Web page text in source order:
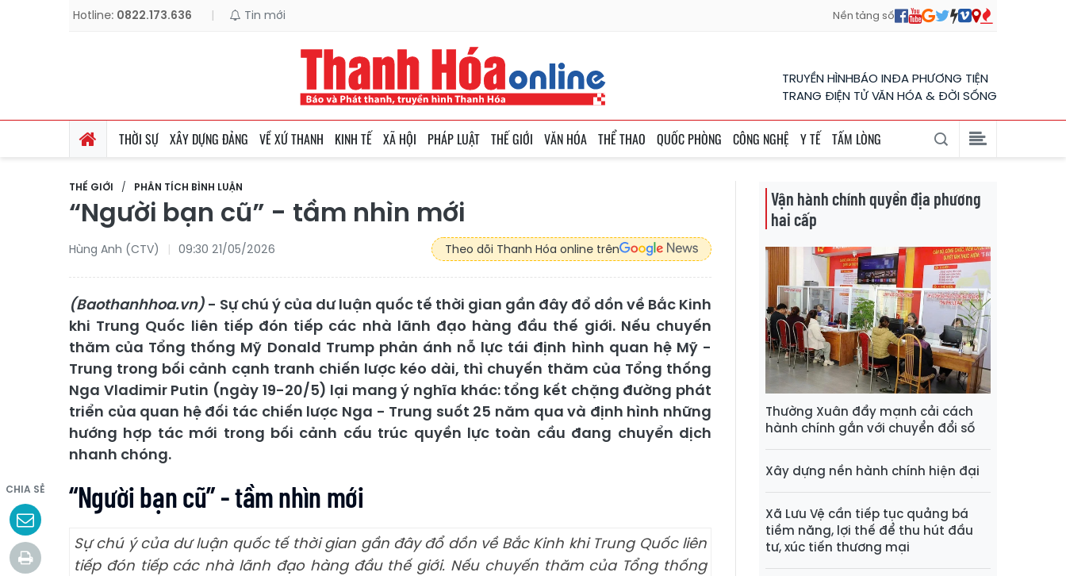
Hotline: 0822.173.636 | Tin mới Nền tảng số
TRUYỀN HÌNHBÁO INĐA PHƯƠNG TIỆN
TRANG ĐIỆN TỬ VĂN HÓA & ĐỜI SỐNG
THỜI SỰ XÂY DỰNG ĐẢNG VỀ XỨ THANH KINH TẾ XÃ HỘI PHÁP LUẬT THẾ GIỚI VĂN HÓA THỂ THAO QUỐC PHÒNG CÔNG NGHỆ Y TẾ TẤM LÒNG
THẾ GIỚI PHÂN TÍCH BÌNH LUẬN
“Người bạn cũ” - tầm nhìn mới
Hùng Anh (CTV) 09:30 21/05/2026 Theo dõi Thanh Hóa online trên
(Baothanhhoa.vn) - Sự chú ý của dư luận quốc tế thời gian gần đây đổ dồn về Bắc Kinh
khi Trung Quốc liên tiếp đón tiếp các nhà lãnh đạo hàng đầu thế giới. Nếu chuyến
thăm của Tổng thống Mỹ Donald Trump phản ánh nỗ lực tái định hình quan hệ Mỹ -
Trung trong bối cảnh cạnh tranh chiến lược kéo dài, thì chuyến thăm của Tổng thống
Nga Vladimir Putin (ngày 19-20/5) lại mang ý nghĩa khác: tổng kết chặng đường phát
triển của quan hệ đối tác chiến lược Nga - Trung suốt 25 năm qua và định hình những
hướng hợp tác mới trong bối cảnh cấu trúc quyền lực toàn cầu đang chuyển dịch
nhanh chóng.
CHIA SẺ “Người bạn cũ” - tầm nhìn mới
Sự chú ý của dư luận quốc tế thời gian gần đây đổ dồn về Bắc Kinh khi Trung Quốc liên
tiếp đón tiếp các nhà lãnh đạo hàng đầu thế giới. Nếu chuyến thăm của Tổng thống
Vận hành chính quyền địa phương
hai cấp
Thường Xuân đẩy mạnh cải cách
hành chính gắn với chuyển đổi số
Xây dựng nền hành chính hiện đại
Xã Lưu Vệ cần tiếp tục quảng bá
tiềm năng, lợi thế để thu hút đầu
tư, xúc tiến thương mại